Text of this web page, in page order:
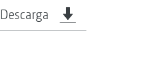
Descarga